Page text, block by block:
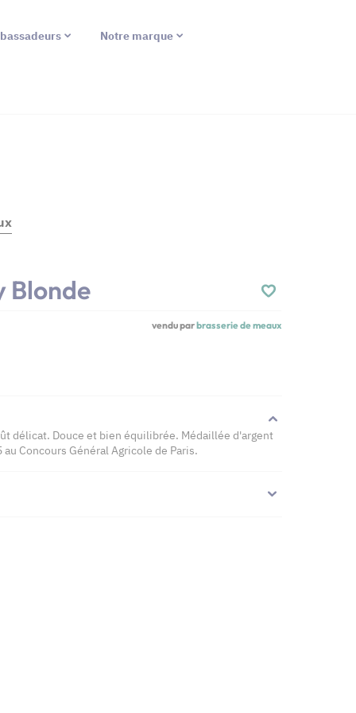
Notre marque
Blonde
vendu parbrasserie de meaux
délicat. Douce et bien équilibrée. Médaillée d'argent
Concours Général Agricole de Paris.